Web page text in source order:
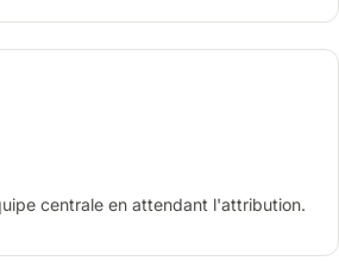
centrale en attendant l'attribution.